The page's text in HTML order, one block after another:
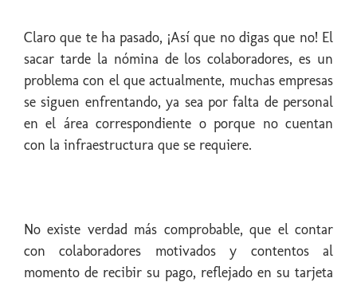
Claro que te ha pasado, ¡Así que no digas que no! El
sacar tarde la nómina de los colaboradores, es un
problema con el que actualmente, muchas empresas
se siguen enfrentando, ya sea por falta de personal
en el área correspondiente o porque no cuentan
con la infraestructura que se requiere.
No existe verdad más comprobable, que el contar
con colaboradores motivados y contentos al
momento de recibir su pago, reflejado en su tarjeta